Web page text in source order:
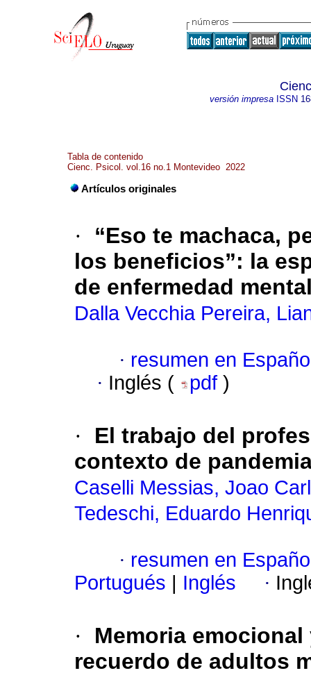
versión impresaISSN
Tabla de contenido
Cienc. Psicol. vol.16 no.1 Montevideo 2022
Artículos originales
·
“Eso te machaca,
los beneficios”: la
de enfermedad
Dalla Vecchia Pereira,
· resumen en
· Inglés ( pdf )
·
El trabajo del
contexto de
Caselli Messias, Joao
Tedeschi, Eduardo
· resumen en
Portugués
Inglés ·
·
Memoria
recuerdo de adultos